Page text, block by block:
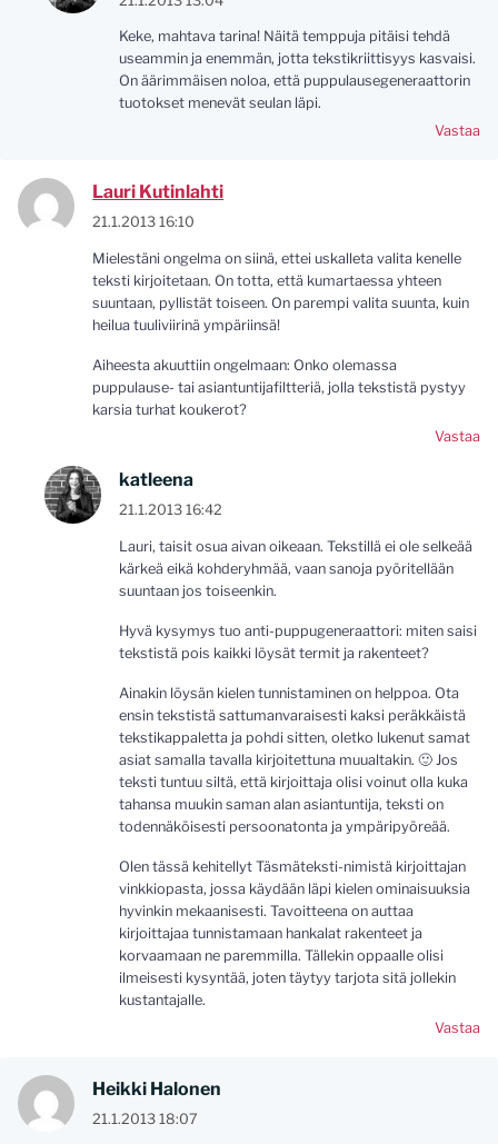
Keke, mahtava tarina! Näitä temppuja pitäisi tehdä
useammin ja enemmän, jotta tekstikriittisyys kasvaisi.
On äärimmäisen noloa, että puppulausegeneraattorin
tuotokset menevät seulan läpi.
Vastaa
Lauri Kutinlahti
21.1.2013 16:10
Mielestäni ongelma on siinä, ettei uskalleta valita kenelle
teksti kirjoitetaan. On totta, että kumartaessa yhteen
suuntaan, pyllistät toiseen. On parempi valita suunta, kuin
heilua tuuliviirinä ympäriinsä!
Aiheesta akuuttiin ongelmaan: Onko olemassa
puppulause- tai asiantuntijafiltteriä, jolla tekstistä pystyy
karsia turhat koukerot?
Vastaa
katleena
21.1.2013 16:42
Lauri, taisit osua aivan oikeaan. Tekstillä ei ole selkeää
kärkeä eikä kohderyhmää, vaan sanoja pyöritellään
suuntaan jos toiseenkin.
Hyvä kysymys tuo anti-puppugeneraattori: miten saisi
tekstistä pois kaikki löysät termit ja rakenteet?
Ainakin löysän kielen tunnistaminen on helppoa. Ota
ensin tekstistä sattumanvaraisesti kaksi peräkkäistä
tekstikappaletta ja pohdi sitten, oletko lukenut samat
asiat samalla tavalla kirjoitettuna muualtakin. 🙂 Jos
teksti tuntuu siltä, että kirjoittaja olisi voinut olla kuka
tahansa muukin saman alan asiantuntija, teksti on
todennäköisesti persoonatonta ja ympäripyöreää.
Olen tässä kehitellyt Täsmäteksti-nimistä kirjoittajan
vinkkiopasta, jossa käydään läpi kielen ominaisuuksia
hyvinkin mekaanisesti. Tavoitteena on auttaa
kirjoittajaa tunnistamaan hankalat rakenteet ja
korvaamaan ne paremmilla. Tällekin oppaalle olisi
ilmeisesti kysyntää, joten täytyy tarjota sitä jollekin
kustantajalle.
Vastaa
Heikki Halonen
21.1.2013 18:07